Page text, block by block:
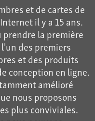
et de cartes de
il y a 15 ans.
prendre la première
des premiers
et des produits
conception en ligne.
amélioré
nous proposons
plus conviviales.